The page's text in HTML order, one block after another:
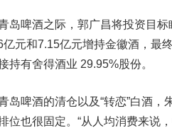
啤酒之际，郭广昌将投资目标
亿元和7.15亿元增持金徽酒 ，最
持有舍得酒业 29.95%股份。
啤酒的清仓以及“转恋”白酒，
位也很固定。“从人均消费来说